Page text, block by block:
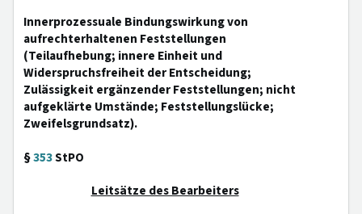
Innerprozessuale Bindungswirkung von
aufrechterhaltenen Feststellungen
(Teilaufhebung; innere Einheit und
Widerspruchsfreiheit der Entscheidung;
Zulässigkeit ergänzender Feststellungen; nicht
aufgeklärte Umstände; Feststellungslücke;
Zweifelsgrundsatz).
§353StPO
Leitsätze des Bearbeiters